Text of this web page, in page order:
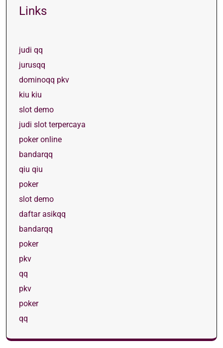
Links
judi qq
jurusqq
dominoqq pkv
kiu kiu
slot demo
judi slot terpercaya
poker online
bandarqq
qiu qiu
poker
slot demo
daftar asikqq
bandarqq
poker
pkv
qq
pkv
poker
qq